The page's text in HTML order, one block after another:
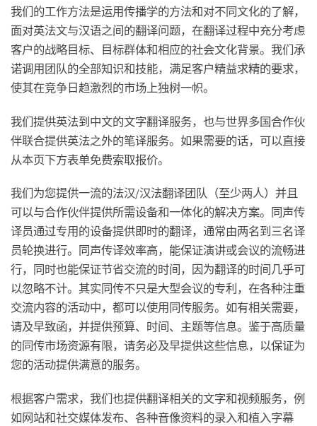
我们的工作方法是运用传播学的方法和对不同文化的了解，
面对英法文与汉语之间的翻译问题，在翻译过程中充分考虑
客户的战略目标、目标群体和相应的社会文化背景。我们承
诺调用团队的全部知识和技能，满足客户精益求精的要求，
使其在竞争日趋激烈的市场上独树一帜。
我们提供英法到中文的文字翻译服务，也与世界多国合作伙
伴联合提供英法之外的笔译服务。如果需要的话，可以直接
从本页下方表单免费索取报价。
我们为您提供一流的法汉/汉法翻译团队（至少两人）并且
可以与合作伙伴提供所需设备和一体化的解决方案。同声传
译员通过专用的设备提供即时的翻译，通常由两名到三名译
员轮换进行。同声传译效率高，能保证演讲或会议的流畅进
行，同时也能保证节省交流的时间，因为翻译的时间几乎可
以忽略不计。其实同传不只是大型会议的专利，在各种注重
交流内容的活动中，都可以使用同传服务。如有相关需要，
请及早致函，并提供预算、时间、主题等信息。鉴于高质量
的同传市场资源有限，请务必及早提供这些信息，以保证为
您的活动提供满意的服务。
根据客户需求，我们也提供翻译相关的文字和视频服务，例
如网站和社交媒体发布、各种音像资料的录入和植入字幕